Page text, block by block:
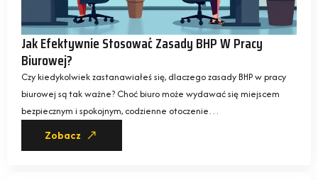
Jak Efektywnie Stosować Zasady BHP W Pracy
Biurowej?
Czy kiedykolwiek zastanawiałeś się, dlaczego zasady BHP w pracy
biurowej są tak ważne? Choć biuro może wydawać się miejscem
bezpiecznym i spokojnym, codzienne otoczenie…
Zobacz